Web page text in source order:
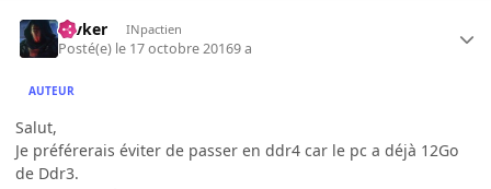
revker INpactien
Posté(e) le 17 octobre 20169 a
AUTEUR
Salut,
Je préférerais éviter de passer en ddr4 car le pc a déjà 12Go
de Ddr3.